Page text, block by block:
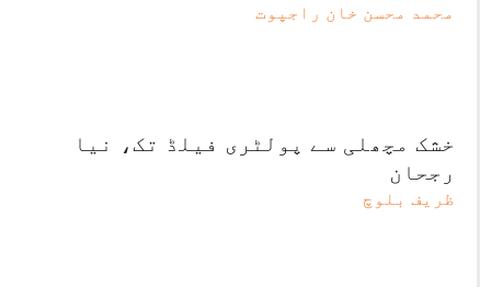
محمد محسن خان راجپوت
خشک مچھلی سے پولٹری فیلڈ تک، نیا
رجحان
ظریف بلوچ